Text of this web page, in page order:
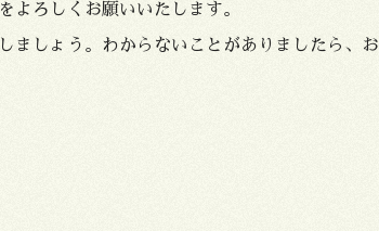
よろしくお願いいたします。
ましょう。わからないことがありましたら、お